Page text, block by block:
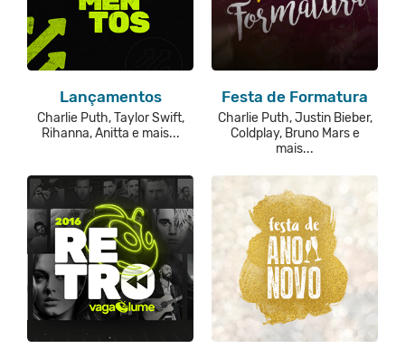
Lançamentos
Charlie Puth, Taylor Swift,
Rihanna, Anitta e mais...
Festa de Formatura
Charlie Puth, Justin Bieber,
Coldplay, Bruno Mars e
mais...